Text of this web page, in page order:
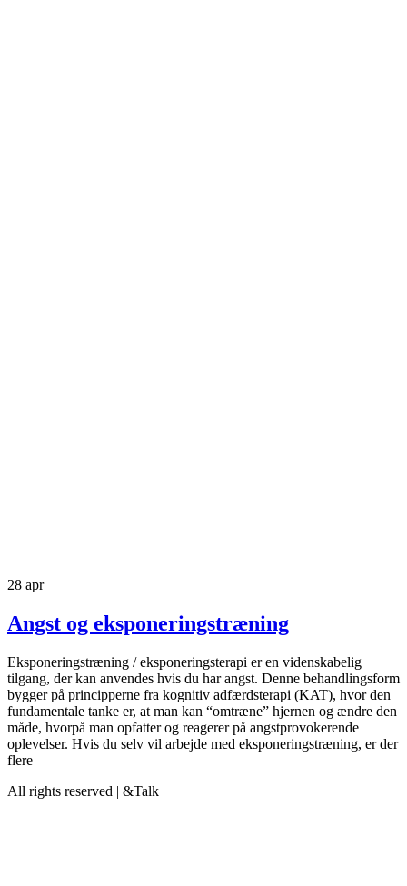
28 apr
Angst og eksponeringstræning
Eksponeringstræning / eksponeringsterapi er en videnskabelig
tilgang, der kan anvendes hvis du har angst. Denne behandlingsform
bygger på principperne fra kognitiv adfærdsterapi (KAT), hvor den
fundamentale tanke er, at man kan “omtræne” hjernen og ændre den
måde, hvorpå man opfatter og reagerer på angstprovokerende
oplevelser. Hvis du selv vil arbejde med eksponeringstræning, er der
flere
All rights reserved | &Talk